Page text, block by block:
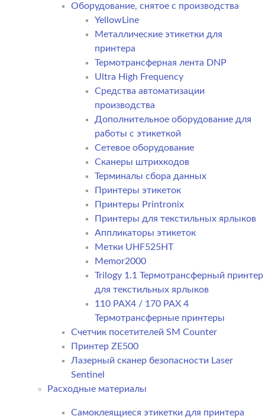
Оборудование, снятое с производства
YellowLine
Металлические этикетки для
принтера
Термотрансферная лента DNP
Ultra High Frequency
Средства автоматизации
производства
Дополнительное оборудование для
работы с этикеткой
Сетевое оборудование
Сканеры штрихкодов
Терминалы сбора данных
Принтеры этикеток
Принтеры Printronix
Принтеры для текстильных ярлыков
Аппликаторы этикеток
Метки UHF525HT
Memor2000
Trilogy 1.1 Термотрансферный принтер
для текстильных ярлыков
110 PAX4 / 170 PAX 4
Термотрансферные принтеры
Счетчик посетителей SM Counter
Принтер ZE500
Лазерный сканер безопасности Laser
Sentinel
Расходные материалы
Самоклеящиеся этикетки для принтера